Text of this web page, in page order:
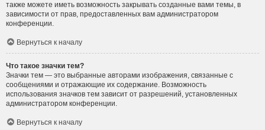
также можете иметь возможность закрывать созданные вами темы, в
зависимости от прав, предоставленных вам администратором
конференции.
Вернуться к началу
Что такое значки тем?
Значки тем — это выбранные авторами изображения, связанные с
сообщениями и отражающие их содержание. Возможность
использования значков тем зависит от разрешений, установленных
администратором конференции.
Вернуться к началу